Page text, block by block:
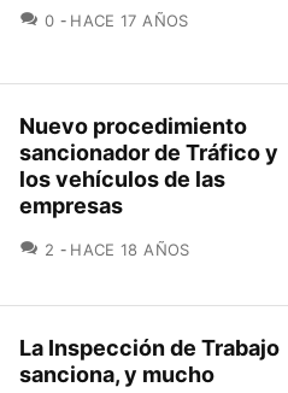
0 COMENTARIOS
HACE 17 AÑOS
Nuevo procedimiento
sancionador de Tráfico y
los vehículos de las
empresas
2 COMENTARIOS
HACE 18 AÑOS
La Inspección de Trabajo
sanciona, y mucho